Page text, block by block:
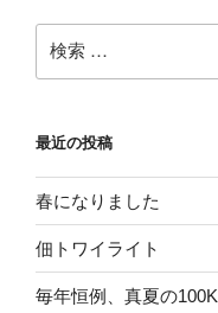
索:
最近の投稿
春になりました
佃トワイライト
毎年恒例、真夏の100K